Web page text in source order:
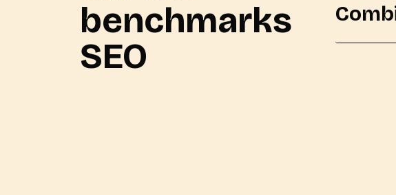
benchmarks
SEO